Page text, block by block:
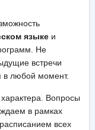
языке и
Не
встречи
в любой момент.
Вопросы
в рамках
всех